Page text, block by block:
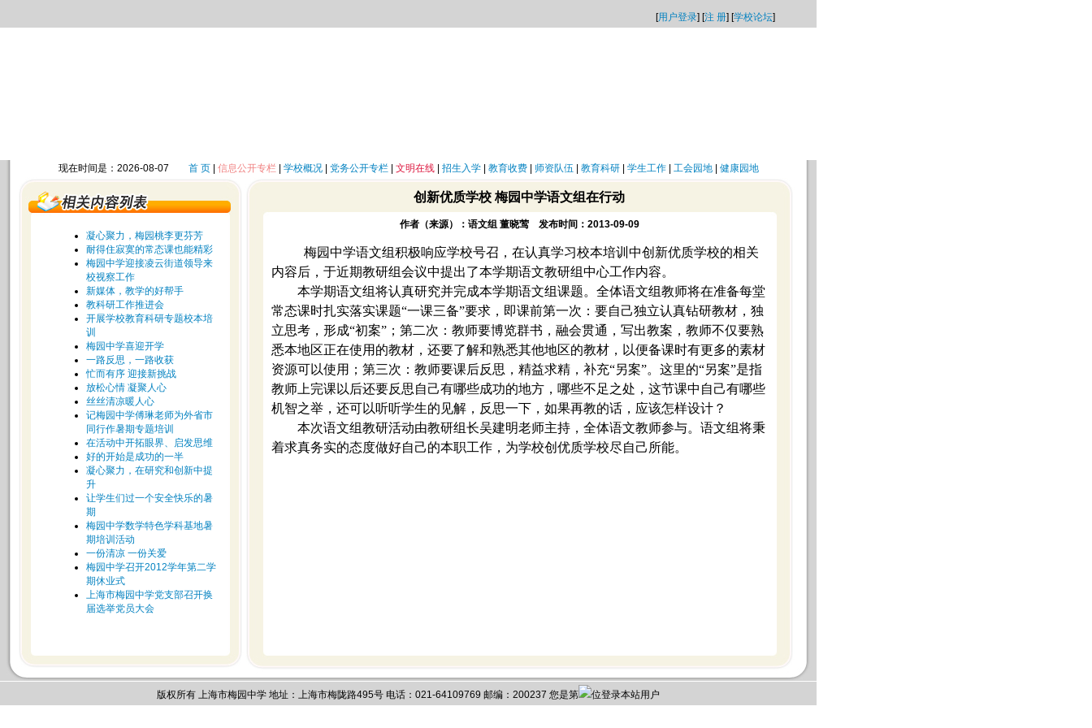
[用户登录] [注 册] [学校论坛]
现在时间是：2026-08-07 首 页| 信息公开专栏| 学校概况| 党务公开专栏| 文明在线| 招生入学| 教育收费| 师资队伍 教育科研| 学生工作| 工会园地| 健康园地
凝心聚力，梅园桃李更芬芳
耐得住寂寞的常态课也能精彩
梅园中学迎接凌云街道领导来
校视察工作
新媒体，教学的好帮手
教科研工作推进会
开展学校教育科研专题校本培
训
梅园中学喜迎开学
一路反思，一路收获
忙而有序 迎接新挑战
放松心情 凝聚人心
丝丝清凉暖人心
记梅园中学傅琳老师为外省市
同行作暑期专题培训
在活动中开拓眼界、启发思维
好的开始是成功的一半
凝心聚力，在研究和创新中提
升
让学生们过一个安全快乐的暑
期
梅园中学数学特色学科基地暑
期培训活动
一份清凉 一份关爱
梅园中学召开2012学年第二学
期休业式
上海市梅园中学党支部召开换
届选举党员大会
创新优质学校 梅园中学语文组在行动
作者（来源）：语文组 董晓莺 发布时间：2013-09-09
梅园中学语文组积极响应学校号召，在认真学习校本培训中创新优质学校的相关
内容后，于近期教研组会议中提出了本学期语文教研组中心工作内容。
本学期语文组将认真研究并完成本学期语文组课题。全体语文组教师将在准备每堂
常态课时扎实落实课题“一课三备”要求，即课前第一次：要自己独立认真钻研教材，独
立思考，形成“初案” ；第二次：教师要博览群书，融会贯通，写出教案，教师不仅要熟
悉本地区正在使用的教材，还要了解和熟悉其他地区的教材，以便备课时有更多的素材
资源可以使用；第三次：教师要课后反思，精益求精，补充“另案”。这里的“另案”是指
教师上完课以后还要反思自己有哪些成功的地方，哪些不足之处，这节课中自己有哪些
机智之举，还可以听听学生的见解，反思一下，如果再教的话，应该怎样设计？
本次语文组教研活动由教研组长吴建明老师主持，全体语文教师参与。语文组将秉
着求真务实的态度做好自己的本职工作，为学校创优质学校尽自己所能。
版权所有 上海市梅园中学 地址：上海市梅陇路495号 电话：021-64109769 邮编：200237 您是第 位登录本站用户